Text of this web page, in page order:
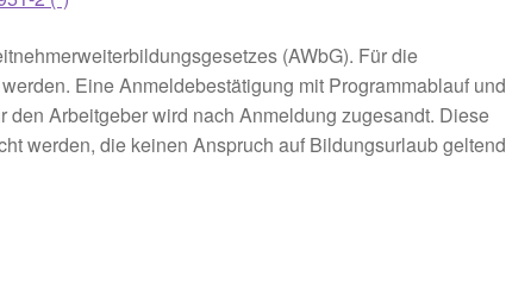
(AWbG). Für die
Eine Anmeldebestätigung mit Programmablauf und
Arbeitgeber wird nach Anmeldung zugesandt. Diese
werden, die keinen Anspruch auf Bildungsurlaub geltend